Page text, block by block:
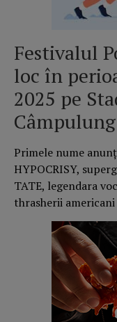
Festivalul
loc în
2025 pe
Primele nume
HYPOCRISY,
TATE, legendara
thrasherii americani